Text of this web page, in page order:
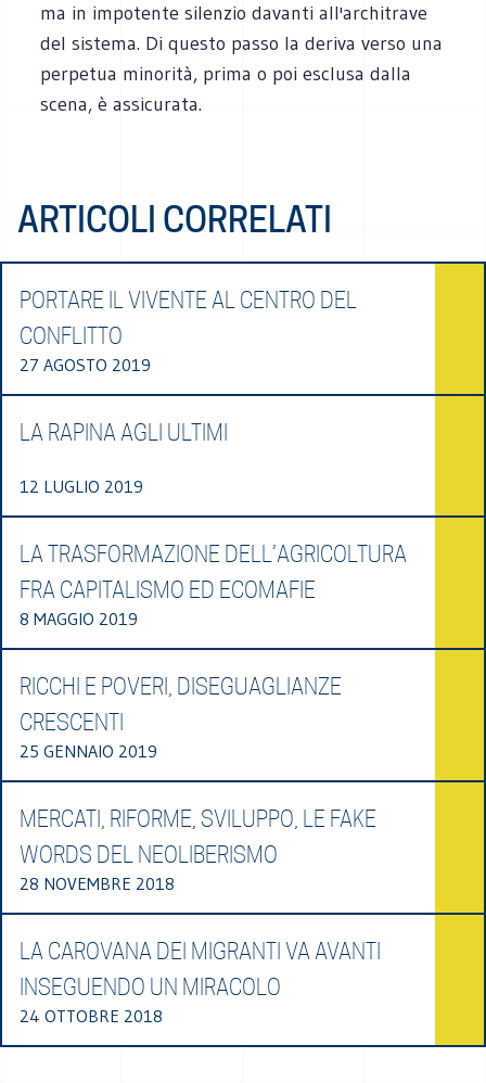
ma in impotente silenzio davanti all'architrave
del sistema. Di questo passo la deriva verso una
perpetua minorità, prima o poi esclusa dalla
scena, è assicurata.
ARTICOLI CORRELATI
PORTARE IL VIVENTE AL CENTRO DEL
CONFLITTO
27 AGOSTO 2019
LA RAPINA AGLI ULTIMI
12 LUGLIO 2019
LA TRASFORMAZIONE DELL’AGRICOLTURA
FRA CAPITALISMO ED ECOMAFIE
8 MAGGIO 2019
RICCHI E POVERI, DISEGUAGLIANZE
CRESCENTI
25 GENNAIO 2019
MERCATI, RIFORME, SVILUPPO, LE FAKE
WORDS DEL NEOLIBERISMO
28 NOVEMBRE 2018
LA CAROVANA DEI MIGRANTI VA AVANTI
INSEGUENDO UN MIRACOLO
24 OTTOBRE 2018